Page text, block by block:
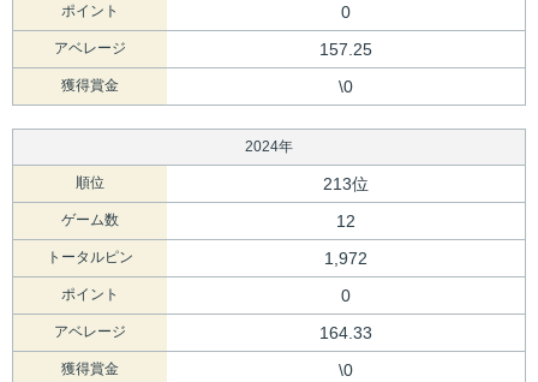
ポイント 0
アベレージ 157.25
獲得賞金 \0
2024年
順位 213位
ゲーム数 12
トータルピン 1,972
ポイント 0
アベレージ 164.33
獲得賞金 \0